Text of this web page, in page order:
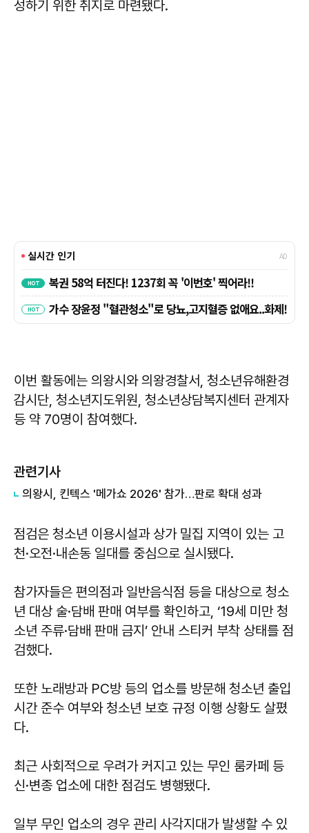
성하기 위한 취지로 마련됐다.
이번 활동에는 의왕시와 의왕경찰서, 청소년유해환경
감시단, 청소년지도위원, 청소년상담복지센터 관계자
등 약 70명이 참여했다.
관련기사
의왕시, 킨텍스 '메가쇼 2026' 참가…판로 확대 성과
점검은 청소년 이용시설과 상가 밀집 지역이 있는 고
천·오전·내손동 일대를 중심으로 실시됐다.
참가자들은 편의점과 일반음식점 등을 대상으로 청소
년 대상 술·담배 판매 여부를 확인하고, ‘19세 미만 청
소년 주류·담배 판매 금지’ 안내 스티커 부착 상태를 점
검했다.
또한 노래방과 PC방 등의 업소를 방문해 청소년 출입
시간 준수 여부와 청소년 보호 규정 이행 상황도 살폈
다.
최근 사회적으로 우려가 커지고 있는 무인 룸카페 등
신·변종 업소에 대한 점검도 병행됐다.
일부 무인 업소의 경우 관리 사각지대가 발생할 수 있